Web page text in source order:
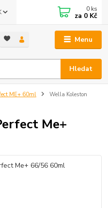
Menu
Hledat
0 ks
za 0 Kč
ME+ 60ml
Wella Koleston
Me+